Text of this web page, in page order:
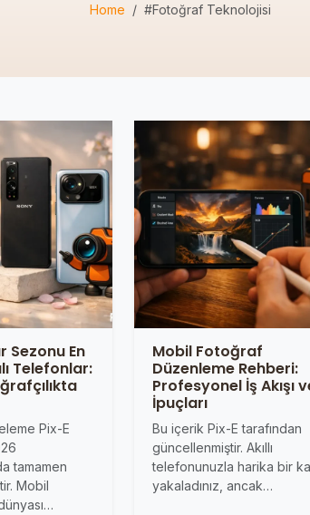
Home #Fotoğraf Teknolojisi
Sezonu En
Telefonlar:
Pix-E
tamamen
Mobil
Mobil Fotoğraf
Düzenleme Rehberi:
Profesyonel İş Akışı
İpuçları
Bu içerik Pix-E tarafından
güncellenmiştir. Akıllı
telefonunuzla harika bir
yakaladınız, ancak…